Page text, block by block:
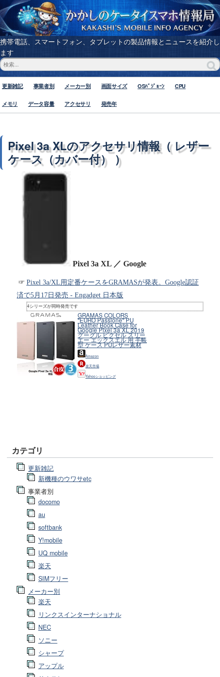
携帯電話、スマートフォン、タブレットの製品情報とニュースを紹介し
ます
更新雑記 事業者別 メーカー別 画面サイズ OSﾊﾞｼﾞｮｰﾝ CPU
メモリ データ容量 アクセサリ 発売年
Pixel 3a XLのアクセサリ情報（ レザー
ケース（カバー付） ）
Pixel 3a XL ／ Google
Pixel 3a/XL用定番ケースをGRAMASが発表。Google認証
済で5月17日発売 - Engadget 日本版
4シリーズが同時発売です
GRAMAS COLORS
"EURO Passione" PU
Leather Book Case for
Google Pixel 3a XL 2019
グーグル ピクセル スリー
エー エックスエル 用 手帳
型 ケース PUレザー素材
Amazon
楽天市場
Yahooショッピング
カテゴリ
更新雑記
新機種のウワサetc
事業者別
docomo
au
softbank
Y!mobile
UQ mobile
楽天
SIMフリー
メーカー別
楽天
リンクスインターナショナル
NEC
ソニー
シャープ
アップル